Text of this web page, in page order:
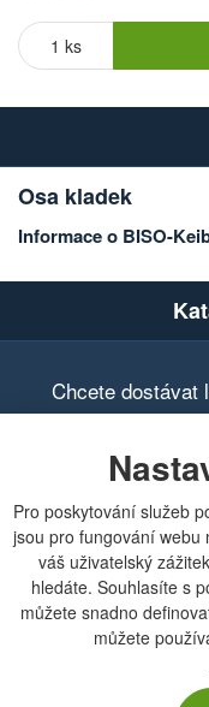
Pro poskytování služeb
jsou pro fungování webu
váš uživatelský
hledáte. Souhlasíte s
můžete snadno
můžete
Počet
Osa kladek
Informace o BISO-
Chcete dostávat
Rychlá navigace